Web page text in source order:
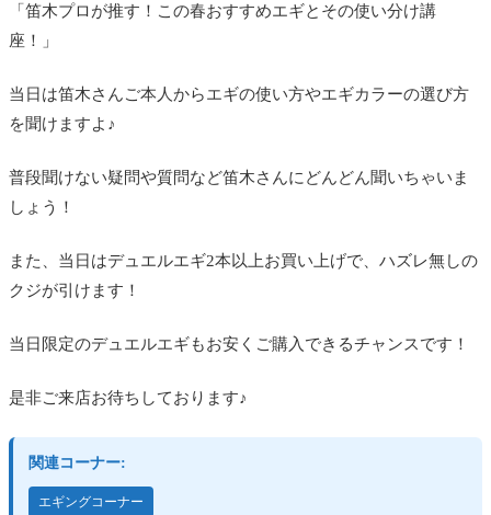
「笛木プロが推す！この春おすすめエギとその使い分け講
座！」
当日は笛木さんご本人からエギの使い方やエギカラーの選び方
を聞けますよ♪
普段聞けない疑問や質問など笛木さんにどんどん聞いちゃいま
しょう！
また、当日はデュエルエギ2本以上お買い上げで、ハズレ無しの
クジが引けます！
当日限定のデュエルエギもお安くご購入できるチャンスです！
是非ご来店お待ちしております♪
関連コーナー:
エギングコーナー